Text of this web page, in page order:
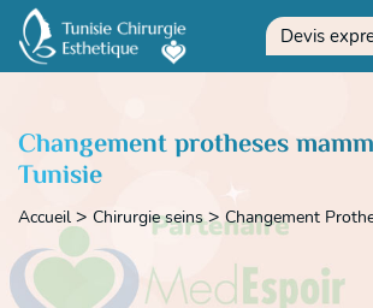
Devis
Changement protheses
Tunisie
Accueil Chirurgie seins Changement